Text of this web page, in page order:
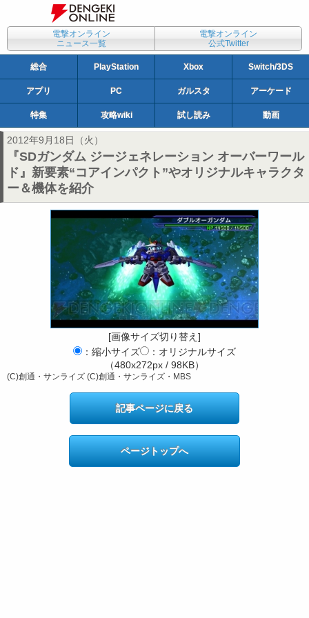
電撃オンライン
ニュース一覧
電撃オンライン
公式Twitter
総合 PlayStation Xbox Switch/3DS
アプリ PC ガルスタ アーケード
特集 攻略wiki 試し読み 動画
2012年9月18日（火）
『SDガンダム ジージェネレーション オーバーワール
ド』新要素“コアインパクト”やオリジナルキャラクタ
ー＆機体を紹介
[画像サイズ切り替え]
：縮小サイズ
：オリジナルサイズ
（480x272px / 98KB）
(C)創通・サンライズ (C)創通・サンライズ・MBS
記事ページに戻る
ページトップへ